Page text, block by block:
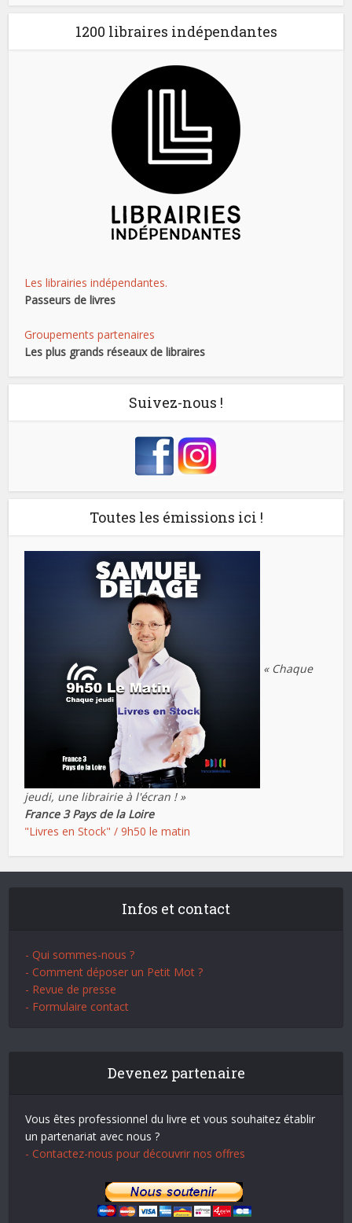
1200 libraires indépendantes
Les librairies indépendantes.
Passeurs de livres
Groupements partenaires
Les plus grands réseaux de libraires
Suivez-nous !
Toutes les émissions ici !
« Chaque
jeudi, une librairie à l'écran ! »
France 3 Pays de la Loire
"Livres en Stock" / 9h50 le matin
Infos et contact
- Qui sommes-nous ?
- Comment déposer un Petit Mot ?
- Revue de presse
- Formulaire contact
Devenez partenaire
Vous êtes professionnel du livre et vous souhaitez établir
un partenariat avec nous ?
- Contactez-nous pour découvrir nos offres